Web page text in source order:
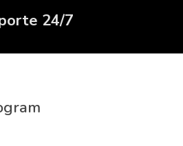
24/7